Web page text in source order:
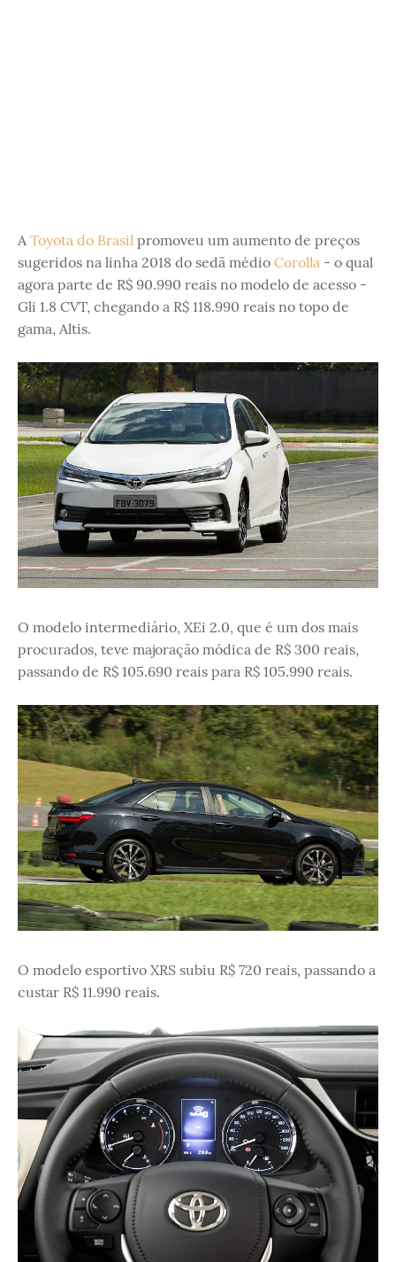
A Toyota do Brasil promoveu um aumento de preços
sugeridos na linha 2018 do sedã médio Corolla - o qual
agora parte de R$ 90.990 reais no modelo de acesso -
Gli 1.8 CVT, chegando a R$ 118.990 reais no topo de
gama, Altis.
O modelo intermediário, XEi 2.0, que é um dos mais
procurados, teve majoração módica de R$ 300 reais,
passando de R$ 105.690 reais para R$ 105.990 reais.
O modelo esportivo XRS subiu R$ 720 reais, passando a
custar R$ 11.990 reais.